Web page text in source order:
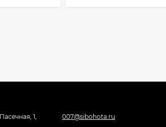
1,
007@sibohota.ru